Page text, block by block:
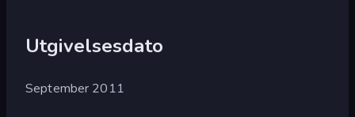
Utgivelsesdato
September 2011